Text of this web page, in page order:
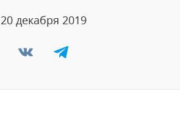
20 декабря 2019